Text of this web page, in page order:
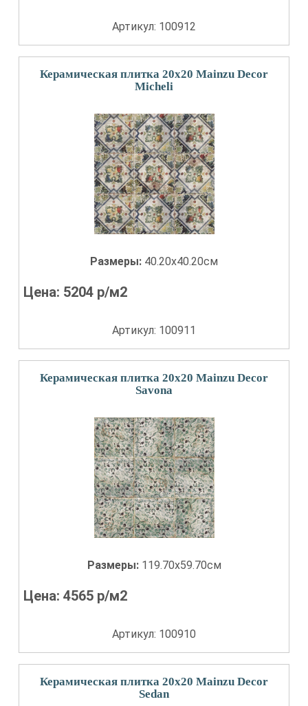
Артикул: 100912
Керамическая плитка 20x20 Mainzu Decor
Micheli
Размеры: 40.20x40.20см
Цена: 5204 р/м2
Артикул: 100911
Керамическая плитка 20x20 Mainzu Decor
Savona
Размеры: 119.70x59.70см
Цена:4565 р/м2
Артикул: 100910
Керамическая плитка 20x20 Mainzu Decor
Sedan